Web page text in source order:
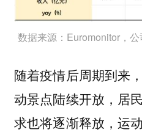
数据来源：Euromonitor，
随着疫情后周期到来
动景点陆续开放，居
求也将逐渐释放，运